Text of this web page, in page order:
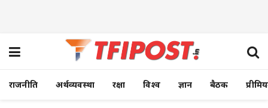
राजनीति अर्थव्यवस्था रक्षा विश्व ज्ञान बैठक